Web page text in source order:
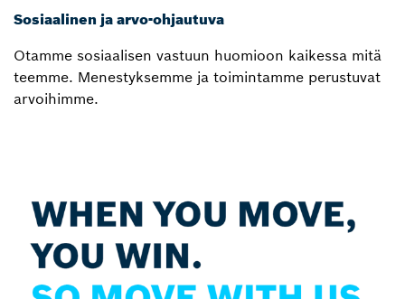
Sosiaalinen ja arvo-ohjautuva
Otamme sosiaalisen vastuun huomioon kaikessa mitä
teemme. Menestyksemme ja toimintamme perustuvat
arvoihimme.